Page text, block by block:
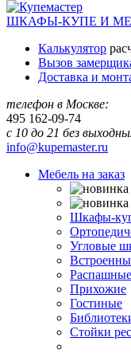
ШКАФЫ-КУПЕ И
Калькулятор
Вызов
Доставка и
телефон в Москве:
495 162-09-74
с 10 до 21 без
info@kupemaster.ru
Мебель на заказ
Шкафы-
Угловые
Прихожие
Гостиные
Стойки